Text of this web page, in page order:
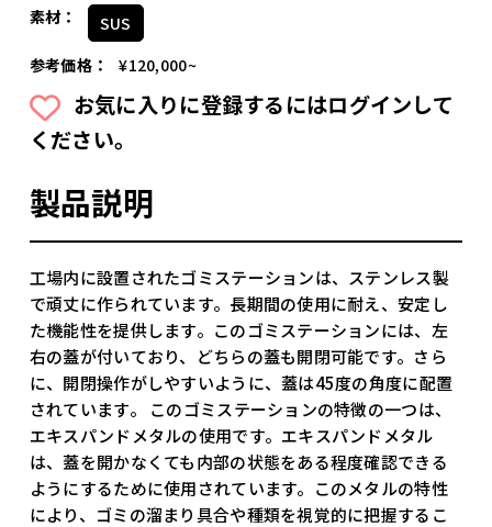
素材：
SUS
参考価格：
¥120,000~
お気に入りに登録するにはログインして
ください。
製品説明
工場内に設置されたゴミステーションは、ステンレス製
で頑丈に作られています。長期間の使用に耐え、安定し
た機能性を提供します。このゴミステーションには、左
右の蓋が付いており、どちらの蓋も開閉可能です。さら
に、開閉操作がしやすいように、蓋は45度の角度に配置
されています。 このゴミステーションの特徴の一つは、
エキスパンドメタルの使用です。エキスパンドメタル
は、蓋を開かなくても内部の状態をある程度確認できる
ようにするために使用されています。このメタルの特性
により、ゴミの溜まり具合や種類を視覚的に把握するこ